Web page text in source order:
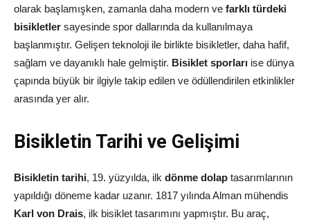
olarak başlamışken, zamanla daha modern ve farklı türdeki
bisikletler sayesinde spor dallarında da kullanılmaya
başlanmıştır. Gelişen teknoloji ile birlikte bisikletler, daha hafif,
sağlam ve dayanıklı hale gelmiştir. Bisiklet sporları ise dünya
çapında büyük bir ilgiyle takip edilen ve ödüllendirilen etkinlikler
arasında yer alır.
Bisikletin Tarihi ve Gelişimi
Bisikletin tarihi, 19. yüzyılda, ilk dönme dolap tasarımlarının
yapıldığı döneme kadar uzanır. 1817 yılında Alman mühendis
Karl von Drais, ilk bisiklet tasarımını yapmıştır. Bu araç,